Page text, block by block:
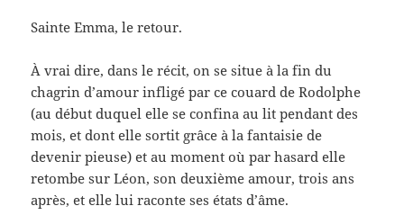
Sainte Emma, le retour.
À vrai dire, dans le récit, on se situe à la fin du
chagrin d’amour infligé par ce couard de Rodolphe
(au début duquel elle se confina au lit pendant des
mois, et dont elle sortit grâce à la fantaisie de
devenir pieuse) et au moment où par hasard elle
retombe sur Léon, son deuxième amour, trois ans
après, et elle lui raconte ses états d’âme.